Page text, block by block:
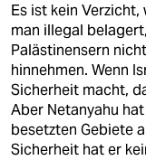
Es ist kein
man illegal
Palästinensern
hinnehmen. Wenn
Sicherheit macht,
Aber Netanyahu
besetzten Gebiete
Sicherheit hat er